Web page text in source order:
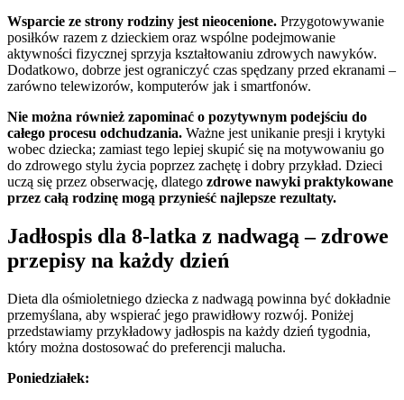
Wsparcie ze strony rodziny jest nieocenione. Przygotowywanie
posiłków razem z dzieckiem oraz wspólne podejmowanie
aktywności fizycznej sprzyja kształtowaniu zdrowych nawyków.
Dodatkowo, dobrze jest ograniczyć czas spędzany przed ekranami –
zarówno telewizorów, komputerów jak i smartfonów.
Nie można również zapominać o pozytywnym podejściu do
całego procesu odchudzania. Ważne jest unikanie presji i krytyki
wobec dziecka; zamiast tego lepiej skupić się na motywowaniu go
do zdrowego stylu życia poprzez zachętę i dobry przykład. Dzieci
uczą się przez obserwację, dlatego zdrowe nawyki praktykowane
przez całą rodzinę mogą przynieść najlepsze rezultaty.
Jadłospis dla 8-latka z nadwagą – zdrowe
przepisy na każdy dzień
Dieta dla ośmioletniego dziecka z nadwagą powinna być dokładnie
przemyślana, aby wspierać jego prawidłowy rozwój. Poniżej
przedstawiamy przykładowy jadłospis na każdy dzień tygodnia,
który można dostosować do preferencji malucha.
Poniedziałek: